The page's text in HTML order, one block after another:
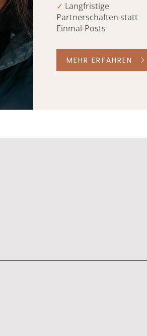
✓ Langfristige
Partnerschaften statt
Einmal-Posts
MEHR ERFAHREN